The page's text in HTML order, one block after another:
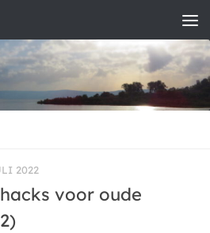
2022
voor oude